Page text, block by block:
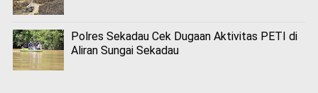
Polres Sekadau Cek Dugaan Aktivitas PETI di
Aliran Sungai Sekadau